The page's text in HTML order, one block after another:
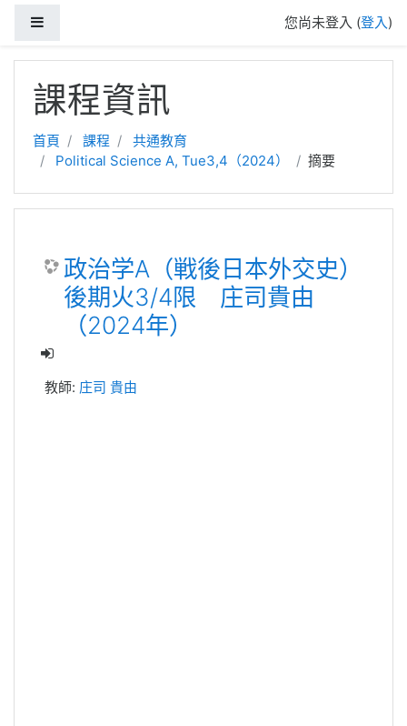
您尚未登入 (登入)
課程資訊
首頁 課程
共通教育
Political Science A, Tue3,4（2024）
摘要
政治学A（戦後日本外交史）
後期火3/4限 庄司貴由
（2024年）
教師: 庄司 貴由